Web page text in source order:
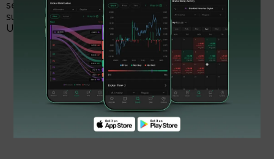
sebelumnya USD165 juta. Pendapatan USD1,17 miliar,
surplus 23 persen dari periode sama 2021 sebesar
USD953 juta.